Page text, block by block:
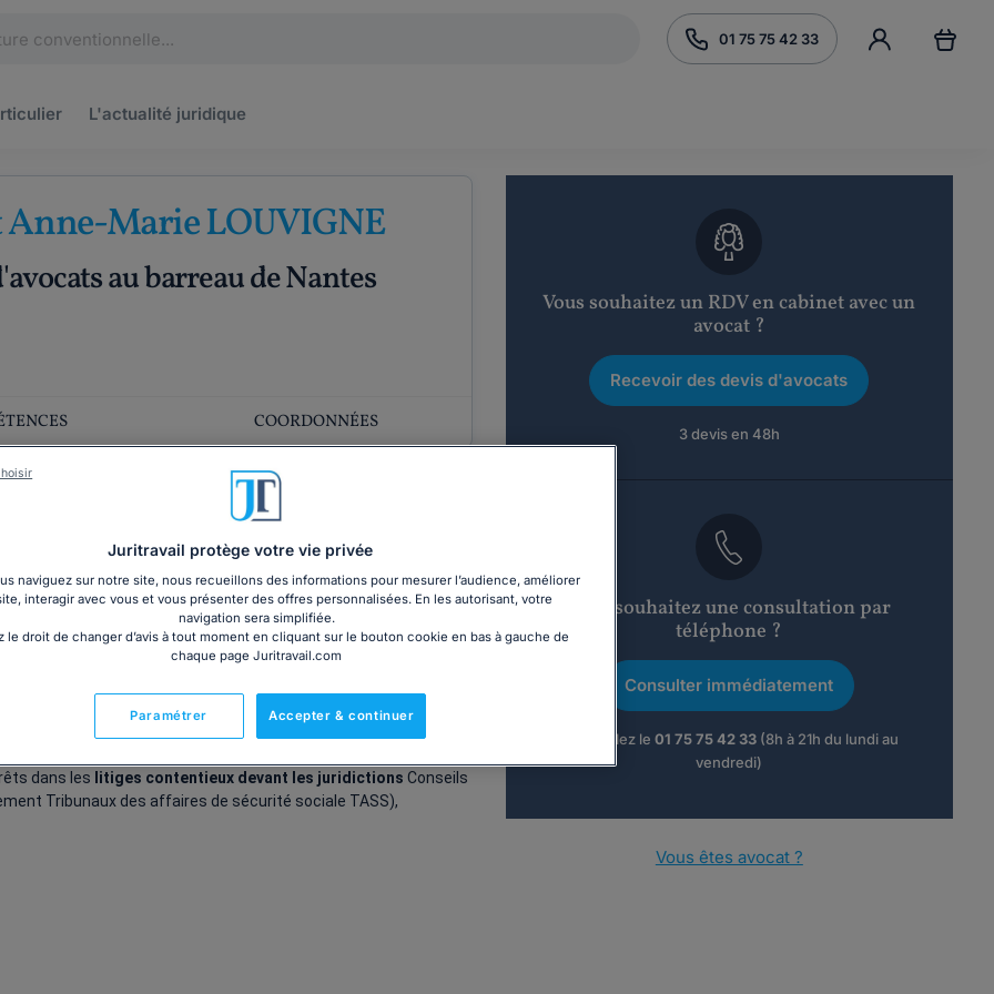
01 75 75 42 33
L'actualité juridique
Anne-Marie LOUVIGNE
au barreau de Nantes
COORDONNÉES
pour les entreprises et les dirigeants (PME,
individuels) et les particuliers salariés.
du travail, maladie professionnelle, faute inexcusable,
dans les litiges contentieux devant les juridictions Conseils
Tribunaux des affaires de sécurité sociale TASS),
Vous souhaitez un RDV en cabinet avec un
avocat ?
Recevoir des devis d'avocats
3 devis en 48h
Vous souhaitez une consultation par
téléphone ?
Consulter immédiatement
ou appelez le 01 75 75 42 33(8h à 21h du lundi au
vendredi)
Vous êtes avocat ?
Juritravail protège votre vie privée
naviguez sur notre site, nous recueillons des informations pour mesurer l’audience, améliorer
interagir avec vous et vous présenter des offres personnalisées. En les autorisant, votre
navigation sera simplifiée.
le droit de changer d’avis à tout moment en cliquant sur le bouton cookie en bas à gauche de
chaque page Juritravail.com
Accepter & continuer
Paramétrer